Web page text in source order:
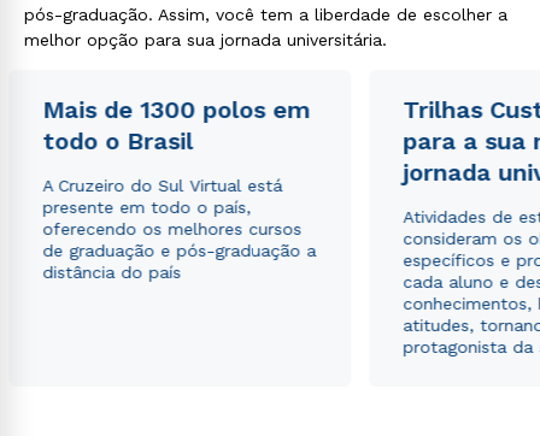
pós-graduação. Assim, você tem a liberdade de escolher a
melhor opção para sua jornada universitária.
Mais de 1300 polos em
todo o Brasil
A Cruzeiro do Sul Virtual está
presente em todo o país,
oferecendo os melhores cursos
de graduação e pós-graduação a
distância do país
Trilhas
para a sua
jornada
Atividades de
consideram os
específicos e
cada aluno e
conhecimentos,
atitudes,
protagonista da